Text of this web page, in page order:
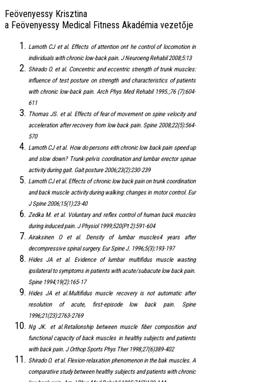
Feövenyessy Krisztina
a Feövenyessy Medical Fitness Akadémia vezetője
Lamoth CJ et al. Effects of attention ont he control of locomotion in
individuals with chronic low-back pain. J Neuroeng Rehabil 2008;5:13
Shirado O. et al. Concentric and eccentric strength of trunk muscles:
influence of test posture on strength and characteristics of patients
with chronic low-back pain. Arch Phys Med Rehabil 1995.;76 (7):604-
611
Thomas JS. et al. Effects of fear of movement on spine velocity and
acceleration after recovery from low back pain. Spine 2008;22(5):564-
570
Lamoth CJ et al. How do persons eith chronic low back pain speed up
and slow down? Trunk-pelvis coordination and lumbar erector spinae
activity during gait. Gait posture 2006;23(2):230-239
Lamoth CJ et al. Effects of chronic low back pain on trunk coordination
and back muscle activity during walking: changes in motor control. Eur
J Spine 2006;15(1):23-40
Zedka M. et al. Voluntary and reflex control of human back muscles
during induced pain. J Physiol 1999;520(Pt 2):591-604
Airaksinen O et al. Density of lumbar muscles4 years after
decompressive spinal surgery. Eur Spine J. 1996;5(3):193-197
Hides JA et al. Evidence of lumbar multifidus muscle wasting
ipsilateral to symptoms in patients with acute/subacute low back pain.
Spine 1994;19(2):165-17
Hides JA et al.Multifidus muscle recovery is not automatic after
resolution of acute, first-episode low back pain. Spine
1996;21(23):2763-2769
Ng JK. et al.Retalionship between muscle fiber composition and
functional capacity of back muscles in healthy subjects and patients
with back pain. J Orthop Sports Phys Ther 1998;27(6)389-402
Shirado O. et al. Flexion-relaxation phenomenon in the bak muscles. A
comparative study between healthy subjects and patients with chronic